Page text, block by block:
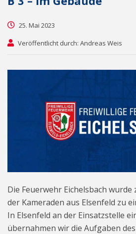
25. Mai 2023
Veröffentlicht durch: Andreas Weis
Die Feuerwehr Eichelsbach
der Kameraden aus Elsenfeld zu
In Elsenfeld an der Einsatzstelle
übernahmen wir die Aufgaben